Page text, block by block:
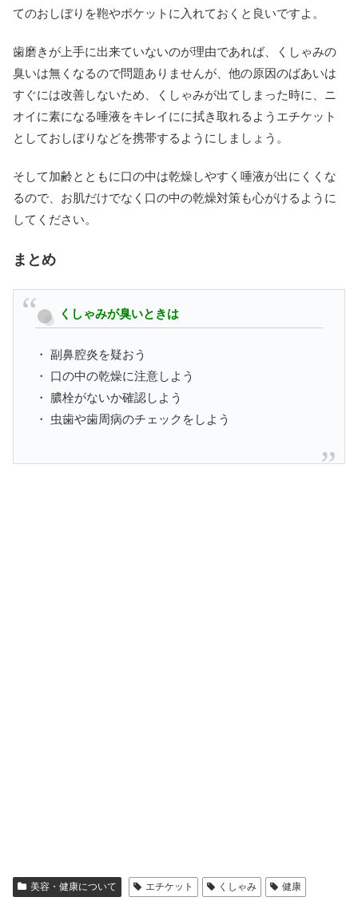
てのおしぼりを鞄やポケットに入れておくと良いですよ。
歯磨きが上手に出来ていないのが理由であれば、くしゃみの
臭いは無くなるので問題ありませんが、他の原因のばあいは
すぐには改善しないため、くしゃみが出てしまった時に、ニ
オイに素になる唾液をキレイにに拭き取れるようエチケット
としておしぼりなどを携帯するようにしましょう。
そして加齢とともに口の中は乾燥しやすく唾液が出にくくな
るので、お肌だけでなく口の中の乾燥対策も心がけるように
してください。
まとめ
くしゃみが臭いときは
・ 副鼻腔炎を疑おう
・ 口の中の乾燥に注意しよう
・ 膿栓がないか確認しよう
・ 虫歯や歯周病のチェックをしよう
美容・健康について エチケット くしゃみ 健康